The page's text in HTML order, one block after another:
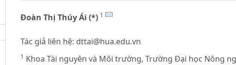
Đoàn Thị Thúy Ái (*) 1
Tác giả liên hệ: dttai@hua.edu.vn
1 Khoa Tài nguyên và Môi trường, Trường Đại học Nông